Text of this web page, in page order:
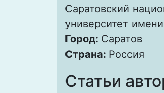
Саратовский
университет
Город: Саратов
Страна: Россия
Статьи